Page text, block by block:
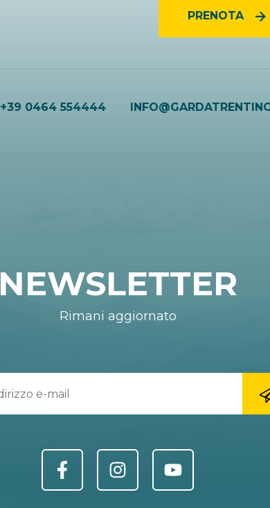
PRENOTA
+39 0464 554444
NEWSLETTER
Rimani aggiornato